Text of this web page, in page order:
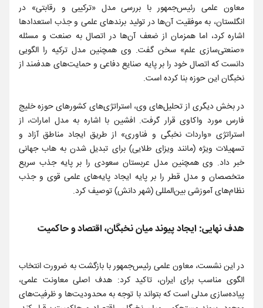
معاون علمی رئیس‌جمهور با بررسی مدل «ترکیبی و رقابتی» در
انگلستان، به موفقیت آن‌ها در تولید برندهای علمی و جذب استعدادها
اشاره کرد، اما همزمان از ضعف آن‌ها در اتصال به صنعت و مسئله
«صنعتی‌سازی علم» سخن گفت. وی همچنین مدل ترکیه را الگویی
دانست که اتصال خود را بر پایه صنایع دفاعی و حمایت‌های هدفمند از
نخبگان این حوزه بنا کرده است.
در بخش دیگری از تحلیل‌های وی، استراتژی‌های کشورهای حوزه خلیج
فارس مورد واکاوی قرار گرفت. افشین با اشاره به مدل امارات، از
استراتژی «واردات نخبگی و فناوری» از طریق ایجاد مناطق آزاد و
تسهیلات ویژه (مانند ویزای طلایی) برای تبدیل شدن به هاب جهانی
خبر داد. وی همچنین مدل عربستان سعودی را بر پایه جذب سریع
متخصصان و مدل قطر را بر پایه ایجاد پایه‌های علمی قوی و جذب
نظام‌های آموزشی بین‌المللی (شهر دانش) توصیف کرد.
هدف نهایی: ایجاد پیوند میان نخبگان، اقتصاد و حاکمیت
در این نشست، معاون علمی رئیس‌جمهور با بازگشت به ضرورت انتخاب
الگوی مناسب برای ایران، تاکید کرد: هدف اصلی معاونت علمی،
پیاده‌سازی مدلی است که بتواند با توجه به محدودیت‌ها و ظرفیت‌های